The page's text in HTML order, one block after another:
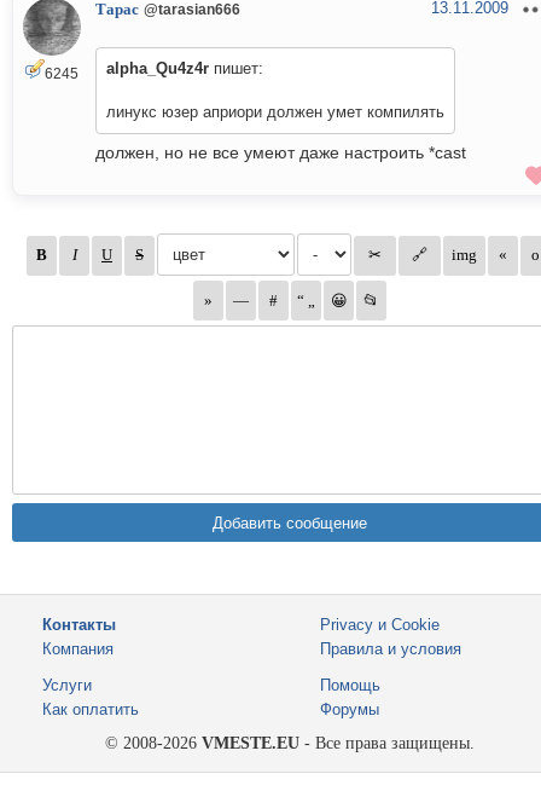
6245
Тарас @tarasian666 13.11.2009
alpha_Qu4z4r пишет:
линукс юзер априори должен умет компилять
должен, но не все умеют даже настроить *cast
Контакты
Компания
Privacy и Cookie
Правила и условия
Услуги
Как оплатить
Помощь
Форумы
© 2008-2026 VMESTE.EU - Все права защищены.